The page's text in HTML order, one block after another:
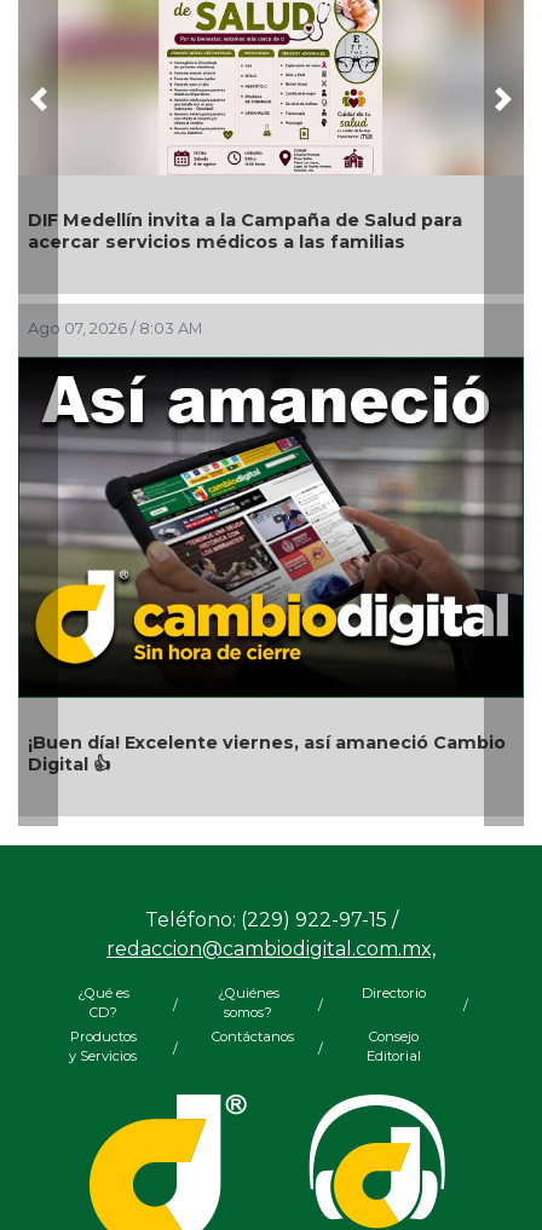
a la Campaña de Salud para
médicos a las familias
AM
viernes, así amaneció Cambio
🎉🎂👏 Santoral
Carlota de
Previous
Teléfono: (229) 922-97-15 /
redaccion@cambiodigital.com.mx,
¿Qué es
CD?
/
¿Quiénes
somos?
/
Directorio
/
Productos
y Servicios
/
Contáctanos
/
Consejo
Editorial